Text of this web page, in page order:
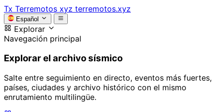
Tx Terremotos xyz terremotos.xyz
Español
Explorar
Navegación principal
Explorar el archivo sísmico
Salte entre seguimiento en directo, eventos más fuertes,
países, ciudades y archivo histórico con el mismo
enrutamiento multilingüe.